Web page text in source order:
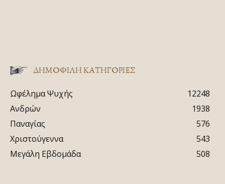
ΔΗΜΟΦΙΛΗ ΚΑΤΗΓΟΡΙΕΣ
Ωφέλημα Ψυχής
12248
Ανδρών
1938
Παναγίας
576
Χριστούγεννα
543
Μεγάλη Εβδομάδα
508